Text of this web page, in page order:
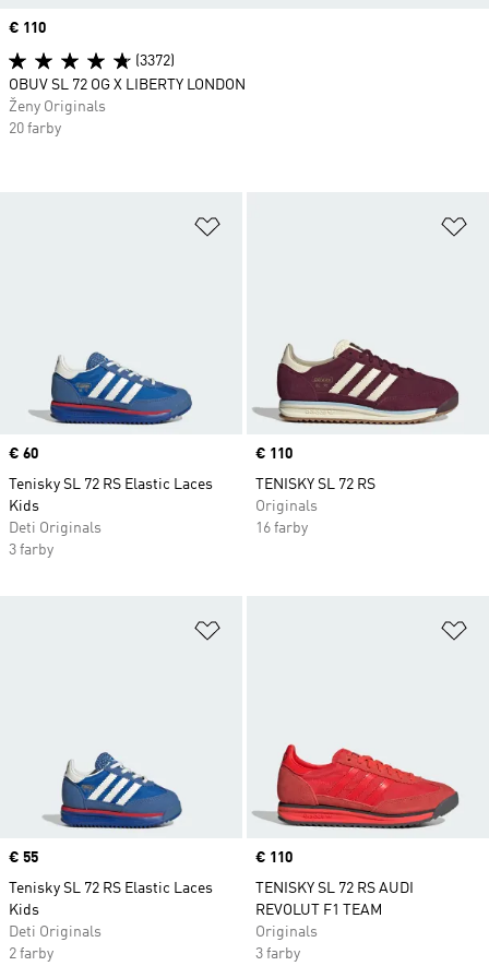
Pridať do zoznamu želaných
Price
€ 60
Tenisky SL 72 RS Elastic Laces
Kids
Deti Originals
3 farby
Price
€ 110
TENISKY SL 72 RS
Originals
16 farby
Pridať do zoznamu želaných
Price
€ 55
Tenisky SL 72 RS Elastic Laces
Kids
Deti Originals
2 farby
Price
€ 110
TENISKY SL 72 RS AUDI
REVOLUT F1 TEAM
Originals
3 farby
Price
€ 110
(3372)
OBUV SL 72 OG X LIBERTY LONDON
Ženy Originals
20 farby